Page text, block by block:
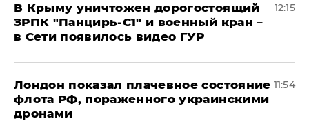
В Крыму уничтожен дорогостоящий
ЗРПК "Панцирь-С1" и военный кран –
в Сети появилось видео ГУР
12:15
Лондон показал плачевное состояние
флота РФ, пораженного украинскими
дронами
11:54